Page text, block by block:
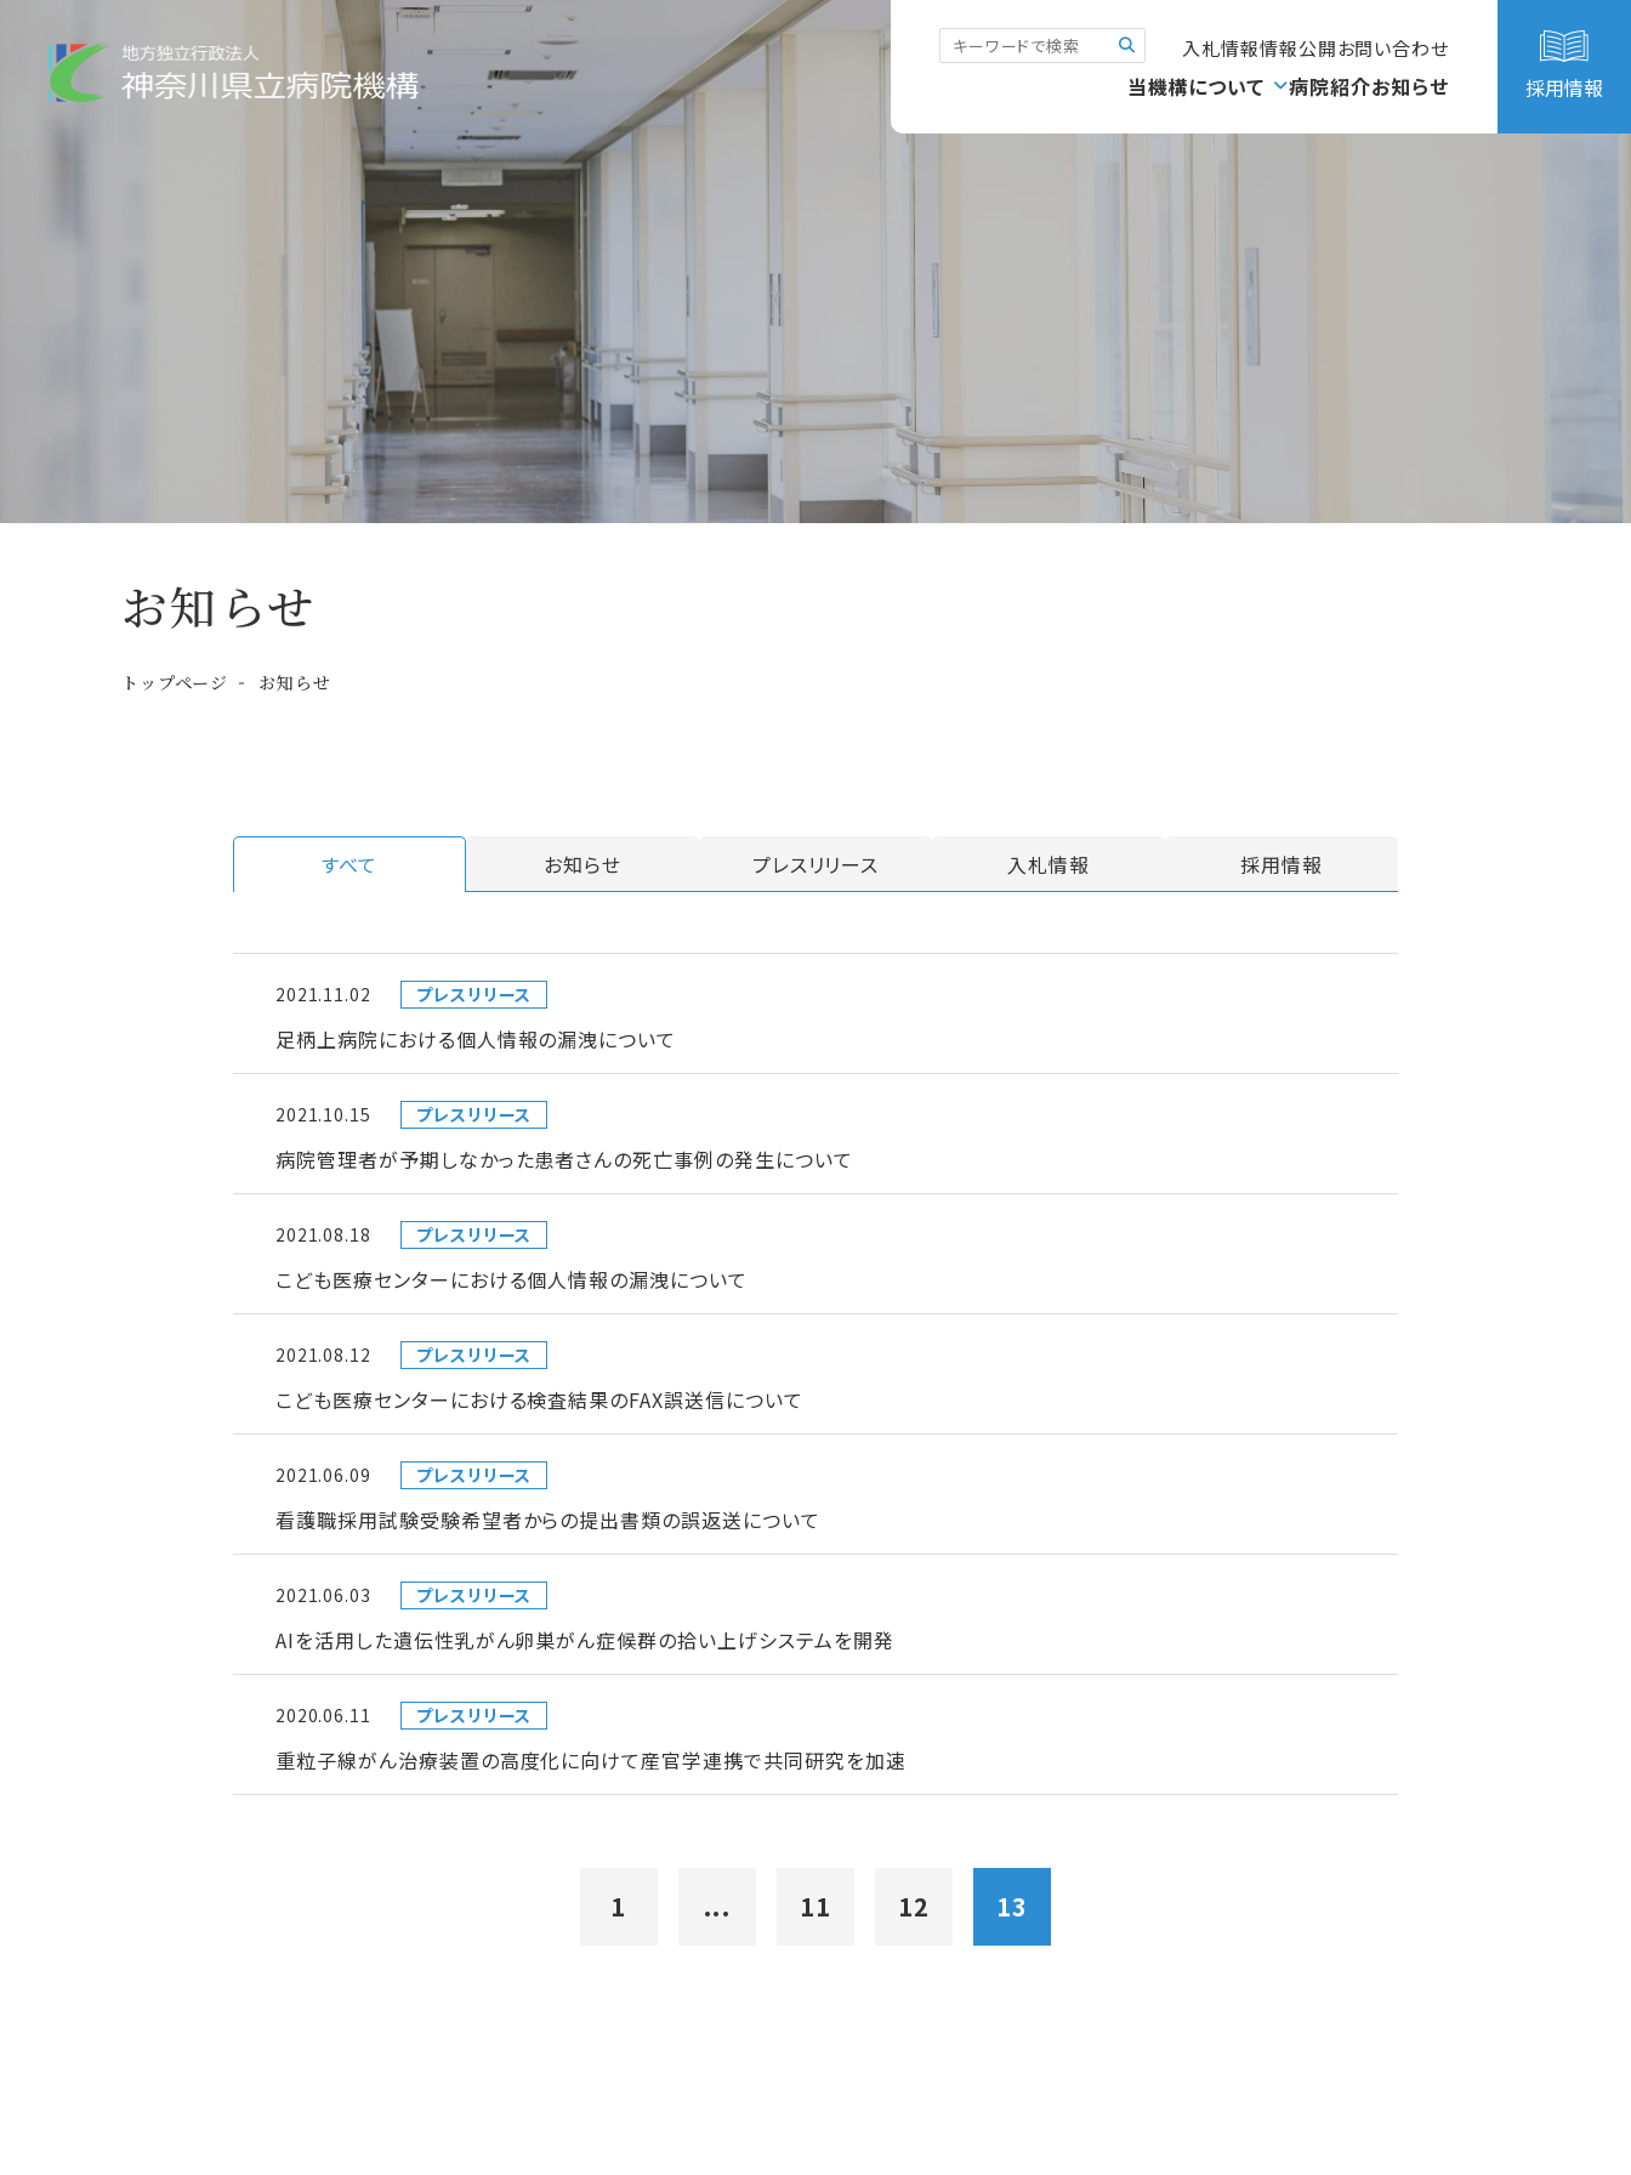
入札情報情報公開お問い合わせ
当機構について 病院紹介お知らせ 採用情報
お知らせ
トップページ お知らせ
すべて お知らせ プレスリリース 入札情報 採用情報
2021.11.02 プレスリリース
足柄上病院における個人情報の漏洩について
2021.10.15 プレスリリース
病院管理者が予期しなかった患者さんの死亡事例の発生について
2021.08.18 プレスリリース
こども医療センターにおける個人情報の漏洩について
2021.08.12 プレスリリース
こども医療センターにおける検査結果のFAX誤送信について
2021.06.09 プレスリリース
看護職採用試験受験希望者からの提出書類の誤返送について
2021.06.03 プレスリリース
AIを活用した遺伝性乳がん卵巣がん症候群の拾い上げシステムを開発
2020.06.11 プレスリリース
重粒子線がん治療装置の高度化に向けて産官学連携で共同研究を加速
1 ... 11 12 13